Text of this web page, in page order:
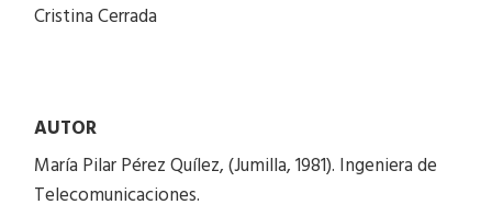
Cristina Cerrada
AUTOR
María Pilar Pérez Quílez, (Jumilla, 1981). Ingeniera de
Telecomunicaciones.